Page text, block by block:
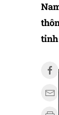
tỉnh